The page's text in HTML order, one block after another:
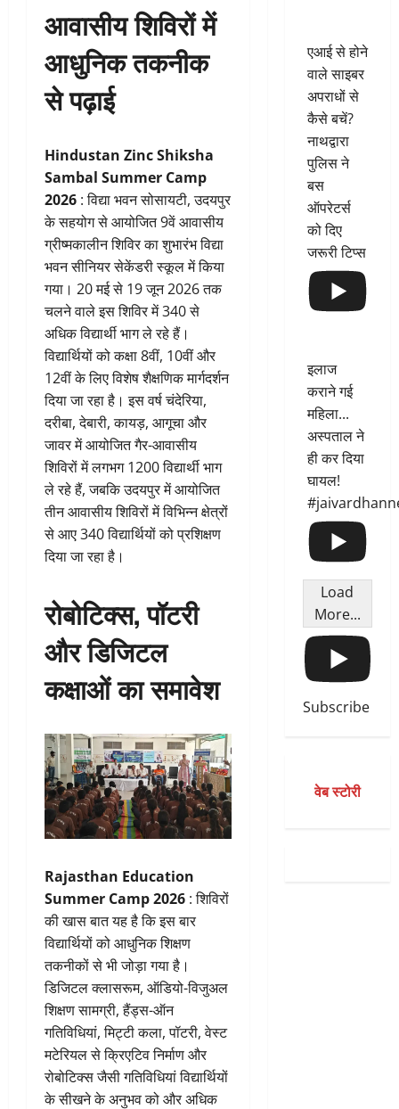
आवासीय शिविरों में
आधुनिक तकनीक
से पढ़ाई
Hindustan Zinc Shiksha
Sambal Summer Camp
2026 : विद्या भवन सोसायटी, उदयपुर
के सहयोग से आयोजित 9वें आवासीय
ग्रीष्मकालीन शिविर का शुभारंभ विद्या
भवन सीनियर सेकेंडरी स्कूल में किया
गया। 20 मई से 19 जून 2026 तक
चलने वाले इस शिविर में 340 से
अधिक विद्यार्थी भाग ले रहे हैं।
विद्यार्थियों को कक्षा 8वीं, 10वीं और
12वीं के लिए विशेष शैक्षणिक मार्गदर्शन
दिया जा रहा है। इस वर्ष चंदेरिया,
दरीबा, देबारी, कायड़, आगूचा और
जावर में आयोजित गैर-आवासीय
शिविरों में लगभग 1200 विद्यार्थी भाग
ले रहे हैं, जबकि उदयपुर में आयोजित
तीन आवासीय शिविरों में विभिन्न क्षेत्रों
से आए 340 विद्यार्थियों को प्रशिक्षण
दिया जा रहा है।
रोबोटिक्स, पॉटरी
और डिजिटल
कक्षाओं का समावेश
Rajasthan Education
Summer Camp 2026 : शिविरों
की खास बात यह है कि इस बार
विद्यार्थियों को आधुनिक शिक्षण
तकनीकों से भी जोड़ा गया है।
डिजिटल क्लासरूम, ऑडियो-विजुअल
शिक्षण सामग्री, हैंड्स-ऑन
गतिविधियां, मिट्टी कला, पॉटरी, वेस्ट
मटेरियल से क्रिएटिव निर्माण और
रोबोटिक्स जैसी गतिविधियां विद्यार्थियों
के सीखने के अनुभव को और अधिक
एआई से होने
वाले साइबर
अपराधों से
कैसे बचें?
नाथद्वारा
पुलिस ने
बस
ऑपरेटर्स
को दिए
जरूरी टिप्स
इलाज
कराने गई
महिला...
अस्पताल ने
ही कर दिया
घायल!
Load
More...
Subscribe
वेब स्टोरी